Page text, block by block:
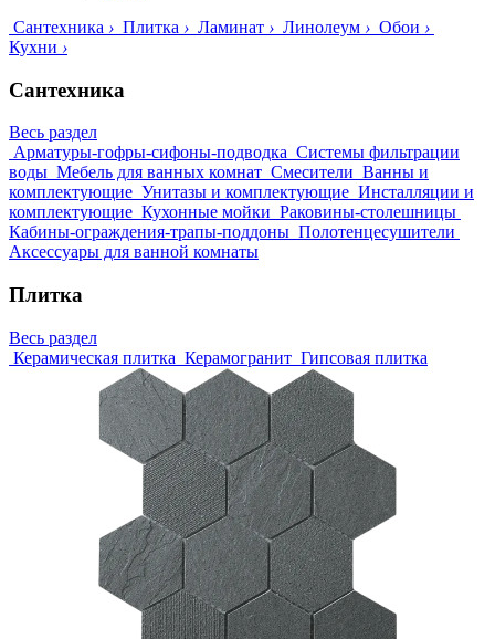
Сантехника › Плитка › Ламинат › Линолеум › Обои ›
Кухни ›
Сантехника
Весь раздел
Арматуры-гофры-сифоны-подводка Системы фильтрации
воды Мебель для ванных комнат Смесители Ванны и
комплектующие Унитазы и комплектующие Инсталляции и
комплектующие Кухонные мойки Раковины-столешницы
Кабины-ограждения-трапы-поддоны Полотенцесушители
Аксессуары для ванной комнаты
Плитка
Весь раздел
Керамическая плитка Керамогранит Гипсовая плитка